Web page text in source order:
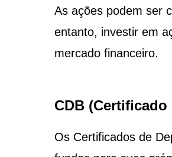
As ações podem ser
entanto, investir em
mercado financeiro.
CDB
Os Certificados de